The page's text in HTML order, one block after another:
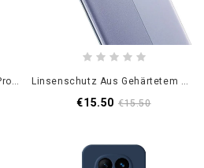
Hülle Xiaomi Redmi Note 14 Pro 5g Handyhülle Lederstruktur Linsenschutz Aus Gehärtetem Glas Für Xiaomi Redmi Note 14 Pro 5g / Poco X7
€15.50 €15.50